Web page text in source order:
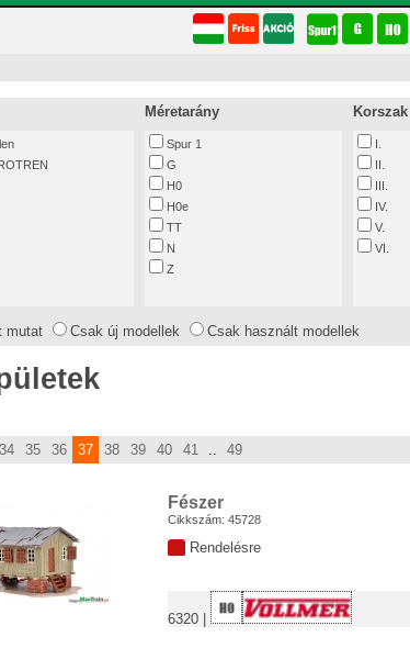
Méretarány Korszak
Spur 1
G
H0
H0e
TT
N
Z
I.
II.
III.
IV.
V.
VI.
mutat Csak új modellek Csak használt modellek
34 35 36 37 38 39 40 41 .. 49
Fészer
Cikkszám: 45728
Rendelésre
6320 |